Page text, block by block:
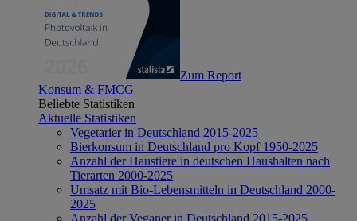
Zum Report
Konsum & FMCG
Beliebte Statistiken
Aktuelle Statistiken
Vegetarier in Deutschland 2015-2025
Bierkonsum in Deutschland pro Kopf 1950-2025
Anzahl der Haustiere in deutschen Haushalten nach
Tierarten 2000-2025
Umsatz mit Bio-Lebensmitteln in Deutschland 2000-
2025
Anzahl der Veganer in Deutschland 2015-2025